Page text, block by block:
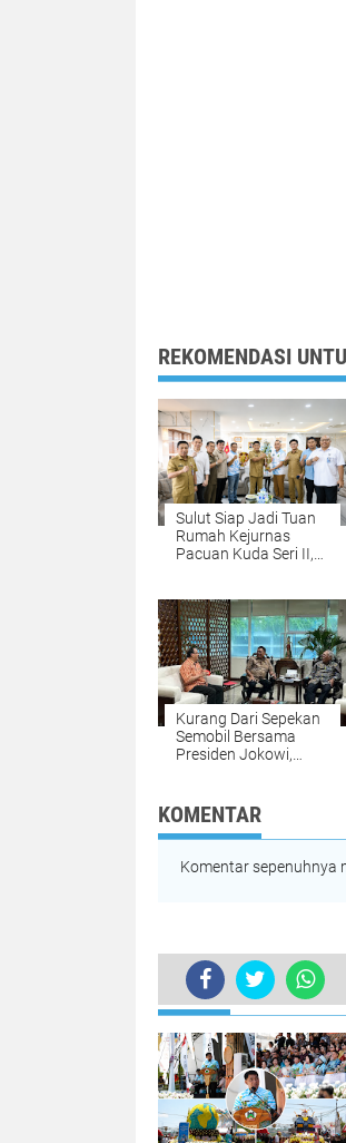
REKOMENDASI
Sulut Siap Jadi Tuan
Rumah Kejurnas
Pacuan Kuda Seri II,
Dimatangkan
Kurang Dari Sepekan
Semobil Bersama
Presiden Jokowi,
Kemabali Temui
Menteri PUPR
Serahkan Proposal
Infrastruktur
KOMENTAR
Komentar sepenuhnya
TERKINI